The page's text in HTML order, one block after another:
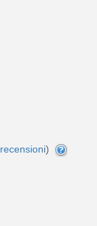
recensioni)